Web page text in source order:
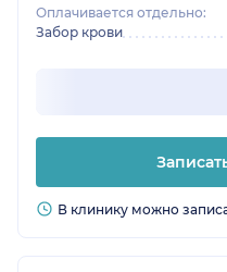
Оплачивается отдельно:
Забор крови
В клинику можно